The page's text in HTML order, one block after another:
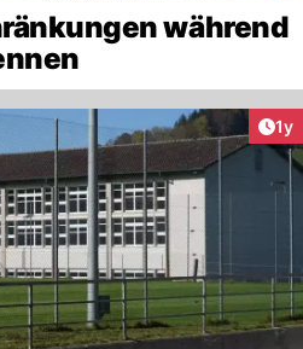
während
1y